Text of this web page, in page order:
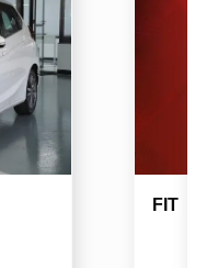
FIT